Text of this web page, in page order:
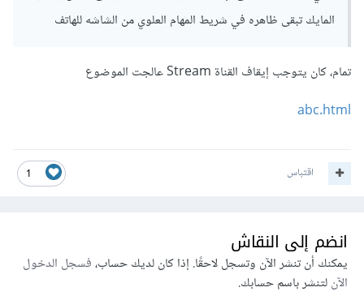
المايك تبقى ظاهره في شريط المهام العلوي من الشاشه للهاتف
تمام، كان يتوجب إيقاف القناة Stream عالجت الموضوع
abc.html
1 اقتباس
انضم إلى النقاش
يمكنك أن تنشر الآن وتسجل لاحقًا. إذا كان لديك حساب،فسجل الدخول
الآنلتنشر باسم حسابك.